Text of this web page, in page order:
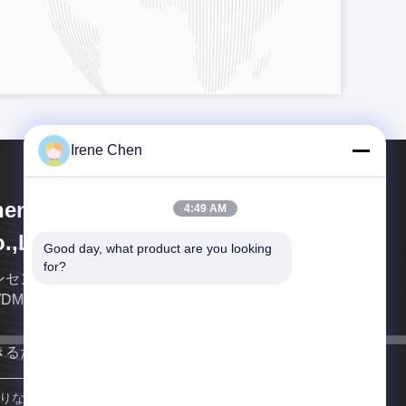
HiLink Technology
センHilinkは繊維の光学transcieversのWDM
DWDMの専門の製造者、である
るだけ早く連絡します
Irene Chen
4:49 AM
Good day, what product are you looking
for?